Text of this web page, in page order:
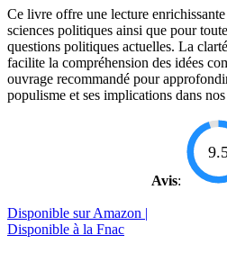
Ce livre offre une lecture
sciences politiques ainsi que pour
questions politiques actuelles. La
facilite la compréhension des idées
ouvrage recommandé pour
populisme et ses implications dans
Avis:
Disponible sur Amazon |
Disponible à la Fnac